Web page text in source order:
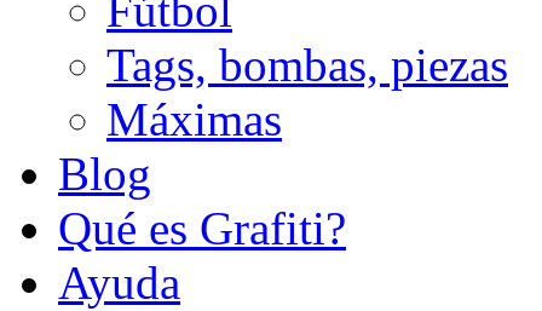
Fútbol
Tags, bombas, piezas
Máximas
Blog
Qué es Grafiti?
Ayuda